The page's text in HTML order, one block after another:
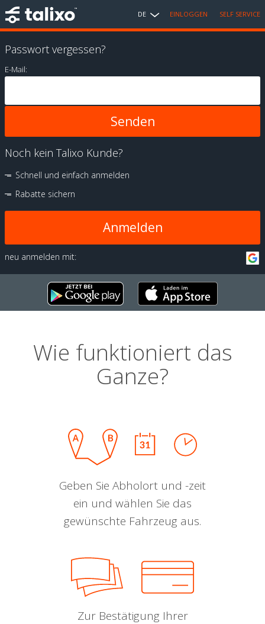
DE EINLOGGEN SELF SERVICE
Passwort vergessen?
E-Mail:
Noch kein Talixo Kunde?
Schnell und einfach anmelden
Rabatte sichern
Anmelden
neu anmelden mit:
Wie funktioniert das
Ganze?
Geben Sie Abholort und -zeit
ein und wählen Sie das
gewünschte Fahrzeug aus.
Zur Bestätigung Ihrer